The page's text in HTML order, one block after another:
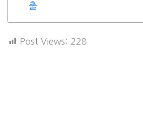
출
Post Views: 228